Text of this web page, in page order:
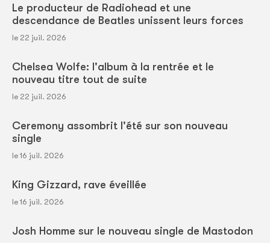
Le producteur de Radiohead et une
descendance de Beatles unissent leurs forces
le 22 juil. 2026
Chelsea Wolfe: l'album à la rentrée et le
nouveau titre tout de suite
le 22 juil. 2026
Ceremony assombrit l'été sur son nouveau
single
le 16 juil. 2026
King Gizzard, rave éveillée
le 16 juil. 2026
Josh Homme sur le nouveau single de Mastodon